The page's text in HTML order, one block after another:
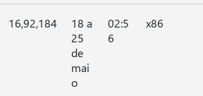
16,92,184
18 a
25
de
mai
o
02:5
6
x86